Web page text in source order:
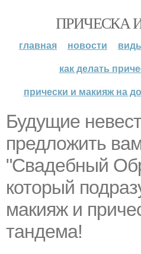
ПРИЧЕСКА
главная новости
как делать
прически и макияж на
Будущие
предложить
"Свадебный
который
макияж и
тандема!